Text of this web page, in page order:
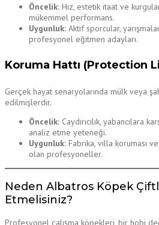
Öncelik: Hız, estetik itaat ve
mükemmel performans.
Uygunluk: Aktif sporcular,
profesyonel eğitmen adayları.
Koruma Hattı (Protection
Gerçek hayat senaryolarında mülk veya
edilmişlerdir.
Öncelik: Caydırıcılık, yabancılara
analiz etme yeteneği.
Uygunluk: Fabrika, villa koruması
olan profesyoneller.
Neden Albatros Köpek
Etmelisiniz?